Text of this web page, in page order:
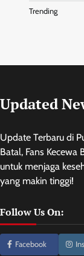
Trending
Updated
Update Terbaru di
Batal, Fans Kecewa
untuk menjaga
yang makin tinggi!
Follow Us On:
Facebook